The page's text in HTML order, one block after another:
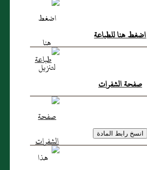
اضغط هنا للطباعة
صفحة الشفرات